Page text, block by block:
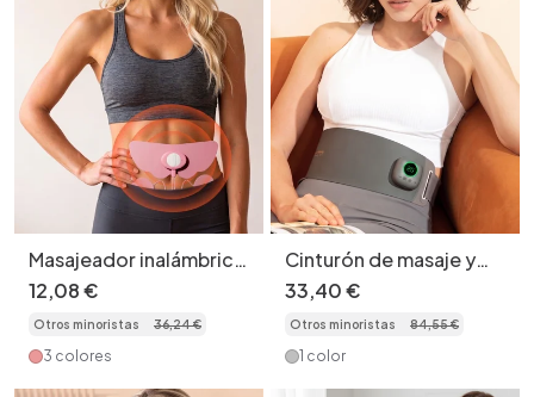
Masajeador inalámbrico
TENS para alivio
localizado del dolor
12,08€
Otros minoristas 36,24€
3 colores
Cinturón de masaje y
calefacción EMS - Alivio
del dolor y bienestar
33,40€
Otros minoristas 84,55€
1 color